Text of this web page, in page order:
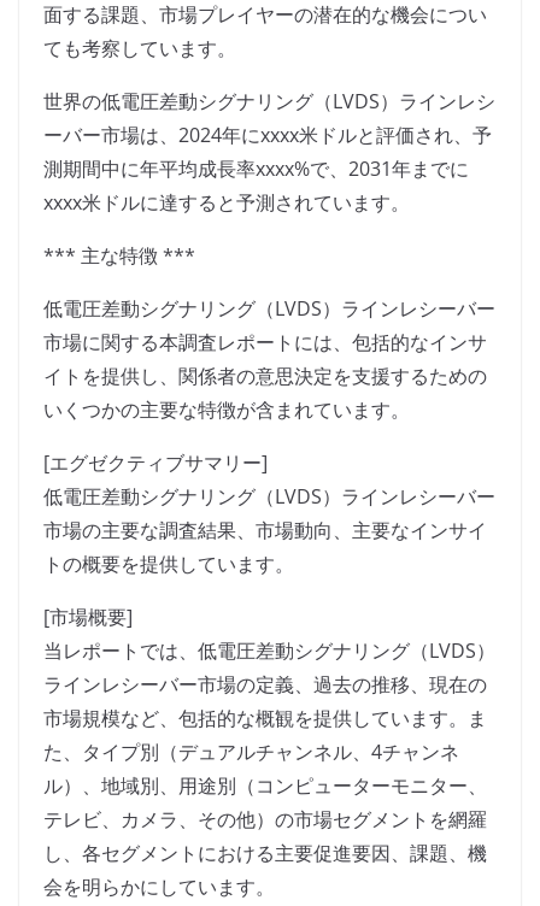
面する課題、市場プレイヤーの潜在的な機会につい
ても考察しています。
世界の低電圧差動シグナリング（LVDS）ラインレシ
ーバー市場は、2024年にxxxx米ドルと評価され、予
測期間中に年平均成長率xxxx%で、2031年までに
xxxx米ドルに達すると予測されています。
*** 主な特徴 ***
低電圧差動シグナリング（LVDS）ラインレシーバー
市場に関する本調査レポートには、包括的なインサ
イトを提供し、関係者の意思決定を支援するための
いくつかの主要な特徴が含まれています。
[エグゼクティブサマリー]
低電圧差動シグナリング（LVDS）ラインレシーバー
市場の主要な調査結果、市場動向、主要なインサイ
トの概要を提供しています。
[市場概要]
当レポートでは、低電圧差動シグナリング（LVDS）
ラインレシーバー市場の定義、過去の推移、現在の
市場規模など、包括的な概観を提供しています。ま
た、タイプ別（デュアルチャンネル、4チャンネ
ル）、地域別、用途別（コンピューターモニター、
テレビ、カメラ、その他）の市場セグメントを網羅
し、各セグメントにおける主要促進要因、課題、機
会を明らかにしています。